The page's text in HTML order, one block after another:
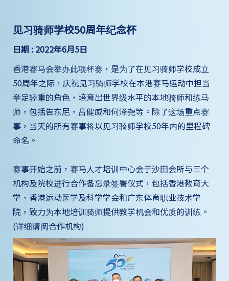
见习骑师学校50周年纪念杯
日期 : 2022年6月5日
香港赛马会举办此项杯赛，是为了在见习骑师学校成立
50周年之际，庆祝见习骑师学校在本港赛马运动中担当
举足轻重的角色，培育出世界级水平的本地骑师和练马
师，包括告东尼，吕健威和何泽尧等。除了这场重点赛
事，当天的所有赛事将以见习骑师学校50年内的里程碑
命名。
赛事开始之前，赛马人才培训中心会于沙田会所与三个
机构及院校进行合作备忘录签署仪式，包括香港教育大
学、香港运动医学及科学学会和广东体育职业技术学
院，致力为本地培训骑师提供教学机会和优质的训练。
(详细请阅合作机构)